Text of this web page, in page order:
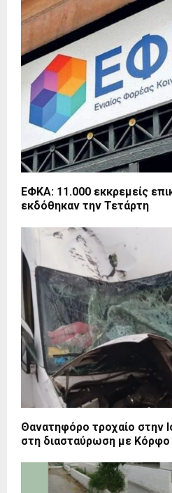
ΕΦΚΑ: 11.000 εκκρεμείς
εκδόθηκαν την Τετάρτη
Θανατηφόρο τροχαίο στην
στη διασταύρωση με Κόρφο